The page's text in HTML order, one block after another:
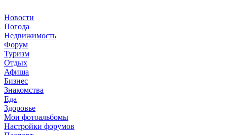
Новости
Погода
Недвижимость
Форум
Туризм
Отдых
Афиша
Бизнес
Знакомства
Еда
Здоровье
Мои фотоальбомы
Настройки форумов